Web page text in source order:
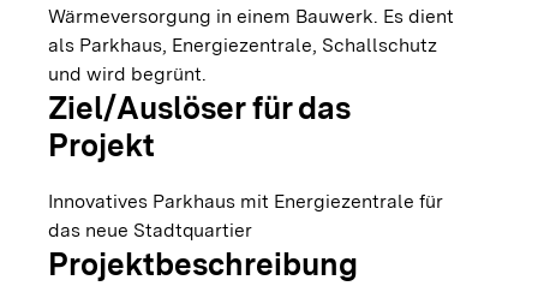
Wärmeversorgung in einem Bauwerk. Es dient
als Parkhaus, Energiezentrale, Schallschutz
und wird begrünt.
Ziel/Auslöser für das
Projekt
Innovatives Parkhaus mit Energiezentrale für
das neue Stadtquartier
Projektbeschreibung